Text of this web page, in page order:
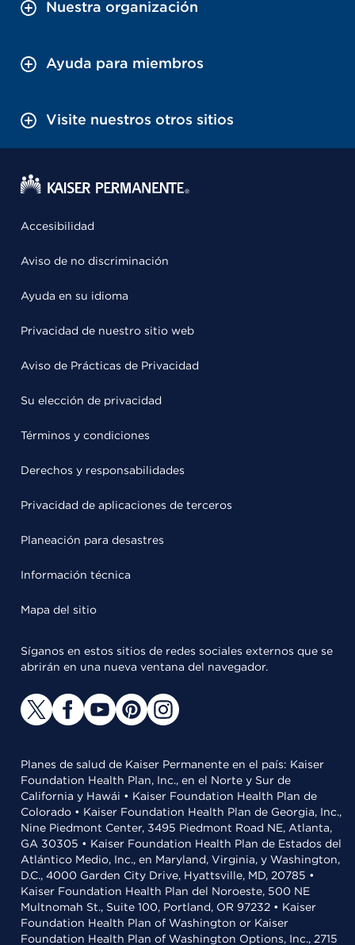
Nuestra organización
Ayuda para miembros
Visite nuestros otros sitios
Accesibilidad
Aviso de no discriminación
Ayuda en su idioma
Privacidad de nuestro sitio web
Aviso de Prácticas de Privacidad
Su elección de privacidad
Términos y condiciones
Derechos y responsabilidades
Privacidad de aplicaciones de terceros
Planeación para desastres
Información técnica
Mapa del sitio
Síganos en estos sitios de redes sociales externos que se
abrirán en una nueva ventana del navegador.
Planes de salud de Kaiser Permanente en el país: Kaiser
Foundation Health Plan, Inc., en el Norte y Sur de
California y Hawái • Kaiser Foundation Health Plan de
Colorado • Kaiser Foundation Health Plan de Georgia, Inc.,
Nine Piedmont Center, 3495 Piedmont Road NE, Atlanta,
GA 30305 • Kaiser Foundation Health Plan de Estados del
Atlántico Medio, Inc., en Maryland, Virginia, y Washington,
D.C., 4000 Garden City Drive, Hyattsville, MD, 20785 •
Kaiser Foundation Health Plan del Noroeste, 500 NE
Multnomah St., Suite 100, Portland, OR 97232 • Kaiser
Foundation Health Plan of Washington or Kaiser
Foundation Health Plan of Washington Options, Inc., 2715